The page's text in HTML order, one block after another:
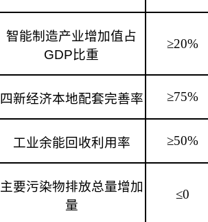
智能制造产业增加值占
GDP比重
≥20%
四新经济本地配套完善率 ≥75%
工业余能回收利用率 ≥50%
主要污染物排放总量增加
量
≤0